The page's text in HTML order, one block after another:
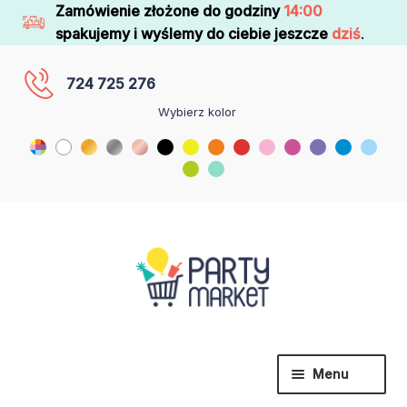
Zamówienie złożone do godziny 14:00
spakujemy i wyślemy do ciebie jeszcze dziś.
724 725 276
Wybierz kolor
Menu